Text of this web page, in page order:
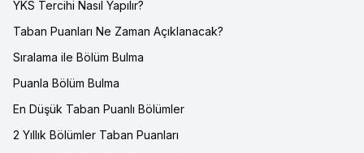
YKS Tercihi Nasıl Yapılır?
Taban Puanları Ne Zaman Açıklanacak?
Sıralama ile Bölüm Bulma
Puanla Bölüm Bulma
En Düşük Taban Puanlı Bölümler
2 Yıllık Bölümler Taban Puanları